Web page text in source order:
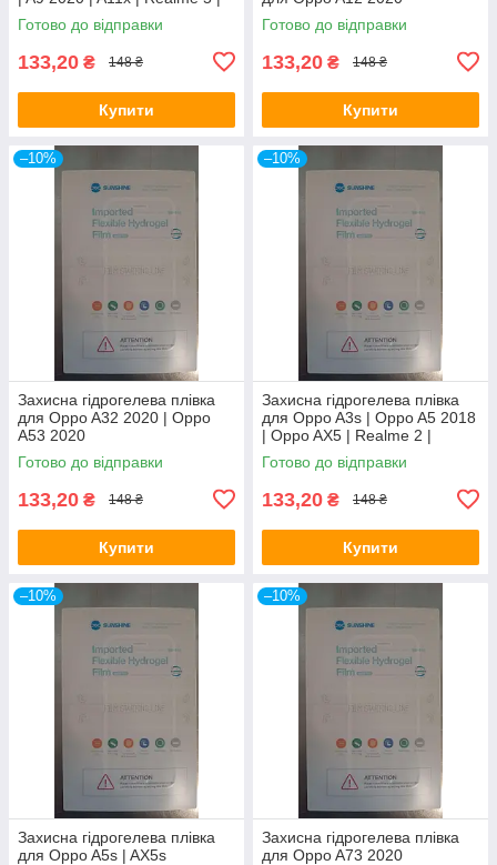
C3 | 5i | 5s | 6i
Готово до відправки
133,20 ₴ 148 ₴
Купити
Готово до відправки
133,20 ₴ 148 ₴
Купити
–10%
Захисна гідрогелева плівка
для Oppo A32 2020 | Oppo
A53 2020
Готово до відправки
133,20 ₴ 148 ₴
Купити
–10%
Захисна гідрогелева плівка
для Oppo A3s | Oppo A5 2018
| Oppo AX5 | Realme 2 |
Realme C1
Готово до відправки
133,20 ₴ 148 ₴
Купити
–10%
Захисна гідрогелева плівка
для Oppo A5s | AX5s
–10%
Захисна гідрогелева плівка
для Oppo A73 2020